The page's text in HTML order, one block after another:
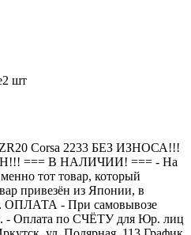
2 шт
Corsa 2233 БЕЗ ИЗНОСА!!!
=== B НАЛИЧИИ! === - На
тот товар, который
привезён из Японии, в
ОПЛАТА - При самовывозе
- Оплата по СЧЁТУ для Юр. лиц